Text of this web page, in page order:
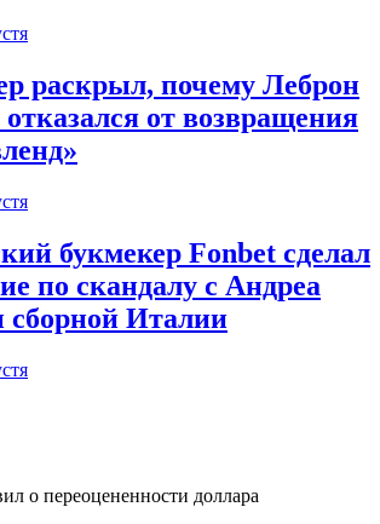
раскрыл, почему Леброн
от возвращения
букмекер Fonbet сделал
по скандалу с Андреа
сборной Италии
о переоцененности доллара